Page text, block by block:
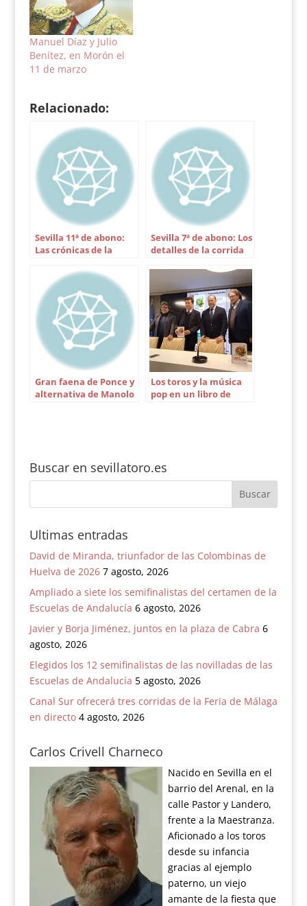
picadores David
Martín que lidió un
flojo eral de Escardiel
al que instrumentó
algunas series de
torero de mucha
Manuel Díaz y Julio
Benítez, en Morón el
11 de marzo
Relacionado:
Sevilla 11ª de abono:
Las crónicas de la
Sevilla 7ª de abono: Los
detalles de la corrida
Gran faena de Ponce y
alternativa de Manolo
Los toros y la música
pop en un libro de
Buscar en sevillatoro.es
Ultimas entradas
David de Miranda, triunfador de las Colombinas de
Huelva de 2026 7 agosto, 2026
Ampliado a siete los semifinalistas del certamen de la
Escuelas de Andalucía 6 agosto, 2026
Javier y Borja Jiménez, juntos en la plaza de Cabra 6
agosto, 2026
Elegidos los 12 semifinalistas de las novilladas de las
Escuelas de Andalucía 5 agosto, 2026
Canal Sur ofrecerá tres corridas de la Feria de Málaga
en directo 4 agosto, 2026
Carlos Crivell Charneco
Nacido en Sevilla en el
barrio del Arenal, en la
calle Pastor y Landero,
frente a la Maestranza.
Aficionado a los toros
desde su infancia
gracias al ejemplo
paterno, un viejo
amante de la fiesta que